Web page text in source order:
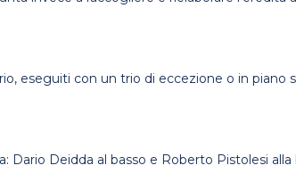
eseguiti con un trio di eccezione o in piano
Dario Deidda al basso e Roberto Pistolesi alla